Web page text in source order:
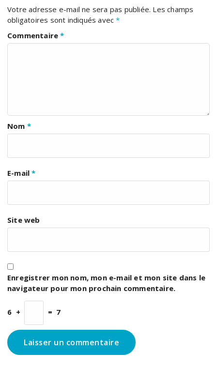
Votre adresse e-mail ne sera pas publiée. Les champs
obligatoires sont indiqués avec*
Commentaire*
Nom *
E-mail*
Site web
Enregistrer mon nom, mon e-mail et mon site dans le
navigateur pour mon prochain commentaire.
6 + = 7